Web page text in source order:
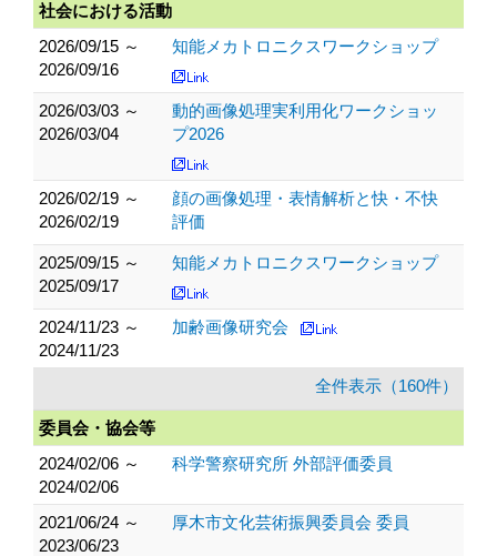
社会における活動
2026/09/15 ～
2026/09/16
知能メカトロニクスワークショップ
2026/03/03 ～
2026/03/04
動的画像処理実利用化ワークショッ
プ2026
2026/02/19 ～
2026/02/19
顔の画像処理・表情解析と快・不快
評価
2025/09/15 ～
2025/09/17
知能メカトロニクスワークショップ
2024/11/23 ～
2024/11/23
加齢画像研究会
全件表示（160件）
委員会・協会等
2024/02/06 ～
2024/02/06
科学警察研究所 外部評価委員
2021/06/24 ～
2023/06/23
厚木市文化芸術振興委員会 委員